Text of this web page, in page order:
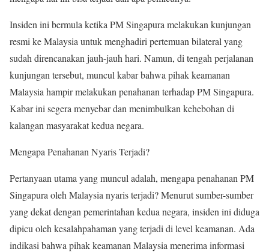
Insiden ini bermula ketika PM Singapura melakukan kunjungan
resmi ke Malaysia untuk menghadiri pertemuan bilateral yang
sudah direncanakan jauh-jauh hari. Namun, di tengah perjalanan
kunjungan tersebut, muncul kabar bahwa pihak keamanan
Malaysia hampir melakukan penahanan terhadap PM Singapura.
Kabar ini segera menyebar dan menimbulkan kehebohan di
kalangan masyarakat kedua negara.
Mengapa Penahanan Nyaris Terjadi?
Pertanyaan utama yang muncul adalah, mengapa penahanan PM
Singapura oleh Malaysia nyaris terjadi? Menurut sumber-sumber
yang dekat dengan pemerintahan kedua negara, insiden ini diduga
dipicu oleh kesalahpahaman yang terjadi di level keamanan. Ada
indikasi bahwa pihak keamanan Malaysia menerima informasi